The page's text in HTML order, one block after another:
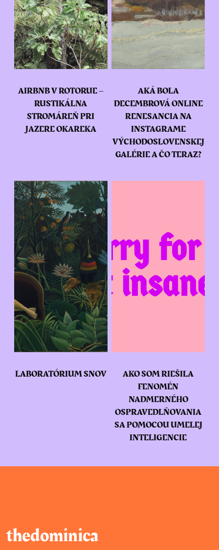
AIRBNB V ROTORUE –
RUSTIKÁLNA
STROMÁREŇ PRI
JAZERE OKAREKA
AKÁ BOLA
DECEMBROVÁ ONLINE
RENESANCIA NA
INSTAGRAME
VÝCHODOSLOVENSKEJ
GALÉRIE A ČO TERAZ?
LABORATÓRIUM SNOV
AKO SOM RIEŠILA
FENOMÉN
NADMERNÉHO
OSPRAVEDLŇOVANIA
SA POMOCOU UMELEJ
INTELIGENCIE
thedominica